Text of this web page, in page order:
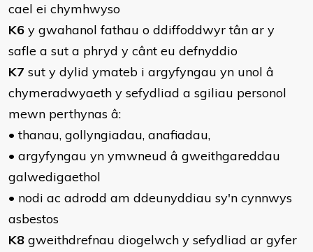
cael ei chymhwyso
K6 y gwahanol fathau o ddiffoddwyr tân ar y
safle a sut a phryd y cânt eu defnyddio
K7 sut y dylid ymateb i argyfyngau yn unol â
chymeradwyaeth y sefydliad a sgiliau personol
mewn perthynas â:
• thanau, gollyngiadau, anafiadau,
• argyfyngau yn ymwneud â gweithgareddau
galwedigaethol
• nodi ac adrodd am ddeunyddiau sy'n cynnwys
asbestos
K8 gweithdrefnau diogelwch y sefydliad ar gyfer